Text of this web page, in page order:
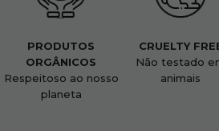
PRODUTOS
ORGÂNICOS
Respeitoso ao nosso
planeta
CRUELTY
Não testado
animais